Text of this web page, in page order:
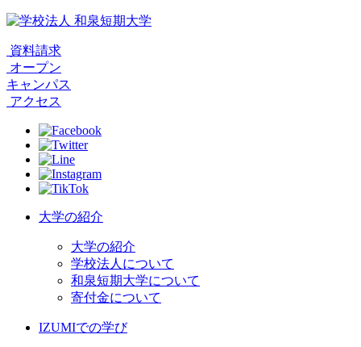
資料請求
オープン
キャンパス
アクセス
大学の紹介
大学の紹介
学校法人について
和泉短期大学について
寄付金について
IZUMIでの学び